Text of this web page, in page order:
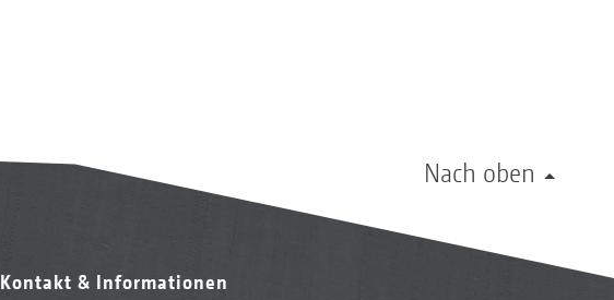
Nach oben
Kontakt & Informationen